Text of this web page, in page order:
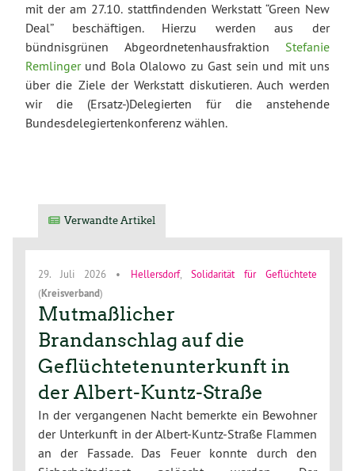
mit der am 27.10. stattfindenden Werkstatt “Green New
Deal” beschäftigen. Hierzu werden aus der
bündnisgrünen Abgeordnetenhausfraktion Stefanie
Remlingerund Bola Olalowo zu Gast sein und mit uns
über die Ziele der Werkstatt diskutieren. Auch werden
wir die (Ersatz-)Delegierten für die anstehende
Bundesdelegiertenkonferenz wählen.
Verwandte Artikel
29. Juli 2026 • Hellersdorf, Solidarität für Geflüchtete
(Kreisverband)
Mutmaßlicher
Brandanschlag auf die
Geflüchtetenunterkunft in
der Albert-Kuntz-Straße
In der vergangenen Nacht bemerkte ein Bewohner
der Unterkunft in der Albert-Kuntz-Straße Flammen
an der Fassade. Das Feuer konnte durch den